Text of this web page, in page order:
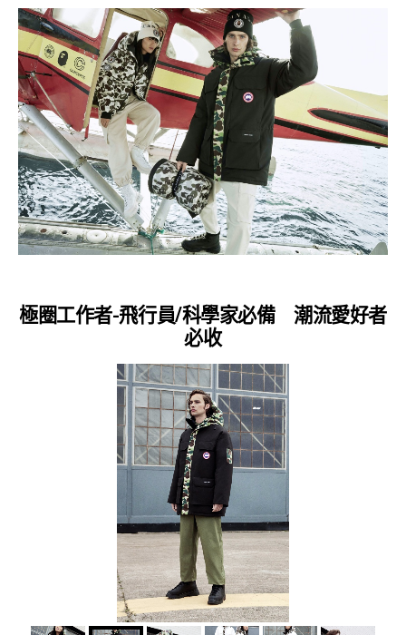
極圈工作者-飛行員/科學家必備 潮流愛好者
必收